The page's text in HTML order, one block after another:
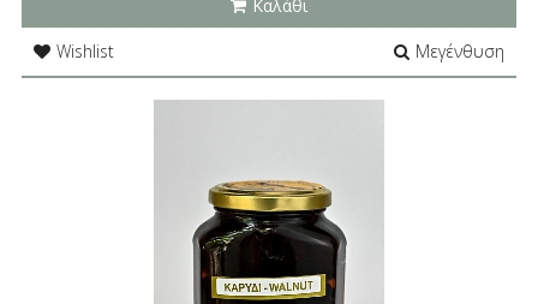
Καλάθι
Wishlist
Μεγένθυση